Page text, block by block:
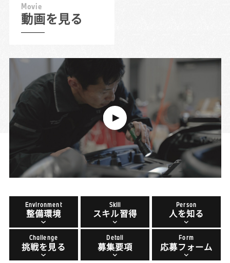
Movie
動画を見る
Environment
整備環境
Skill
スキル習得
Person
人を知る
Challenge
挑戦を見る
Detail
募集要項
Form
応募フォーム